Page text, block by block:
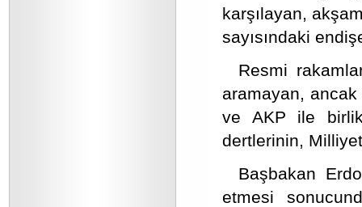
karşılayan,
sayısındaki
Resmi
aramayan,
ve AKP ile
dertlerinin,
Başbakan
etmesi